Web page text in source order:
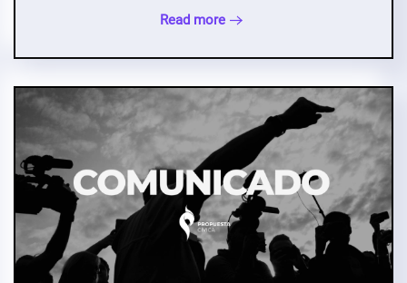
Read more